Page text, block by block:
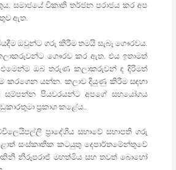
සමාජයේ විකෘති තර්ජන පරාජය කර අප
ඇත.
ඔවුන්ට ගරු කිරීම තමයි සැබෑ ගෞරවය.
ගෞරව කර ඇත. එය ඉතාමත්
එමෙන්ම ඔබ තරුණ කලාකරුවන් ද දිරිමත්
කරගෙන යන්න. කලාව දියුණු කිරීම සඳහා
සම්පන්න පියවරයන්ට අපගේ සහයෝගය
ප්‍රකාශ කළේය..
ප්‍රාදේශීය සභාවේ සභාපති ගරු
සංස්කෘතික කටයුතු දෙපාර්තමේන්තුවේ
නිරූපරාජ් මහත්මිය සහ තවත් බොහෝ